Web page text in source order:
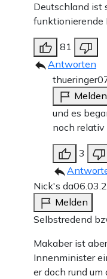
Deutschland ist
funktionierende
81
Antworten
thueringer
Melden
und es
noch relativ
3
Nick's da
Melden
Selbstredend
Makaber ist
Innenminister
er doch rund